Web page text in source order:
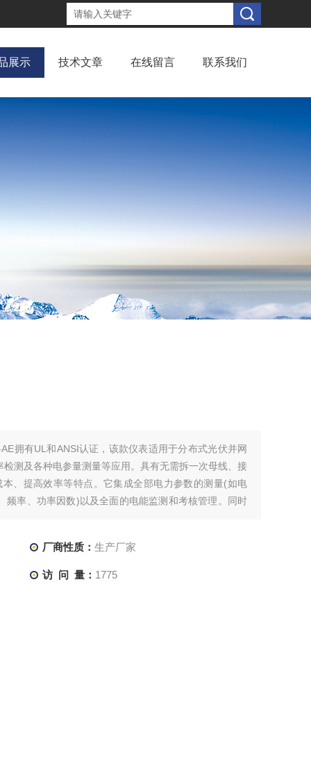
展示 技术文章 在线留言 联系我们
拥有UL和ANSI认证，该款仪表适用于分布式光伏并网
测及各种电参量测量等应用。具有无需拆一次母线、接
、提高效率等特点。它集成全部电力参数的测量(如电
频率、功率因数)以及全面的电能监测和考核管理。同时
厂商性质： 生产厂家
访 问 量： 1775